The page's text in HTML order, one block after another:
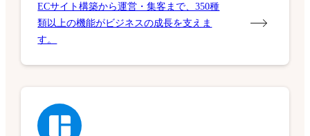
ECサイト構築から運営・集客まで、350種
類以上の機能がビジネスの成長を支えま
す。